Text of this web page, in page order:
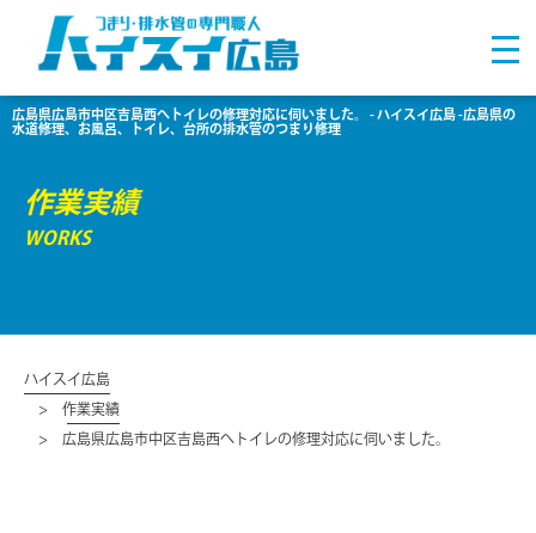
広島県広島市中区吉島西へトイレの修理対応に伺いました。 - ハイスイ広島 -広島県の
水道修理、お風呂、トイレ、台所の排水管のつまり修理
作業実績
WORKS
ハイスイ広島
作業実績
広島県広島市中区吉島西へトイレの修理対応に伺いました。